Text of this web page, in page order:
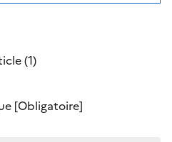
(1)
[Obligatoire]